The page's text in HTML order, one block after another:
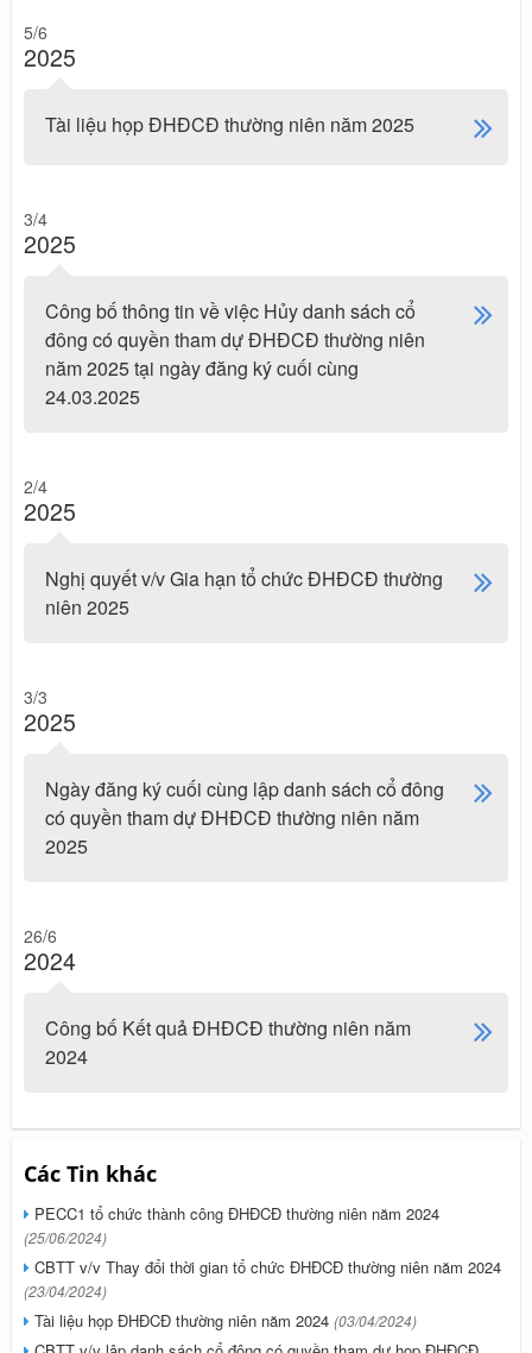
5/6
2025
Tài liệu họp ĐHĐCĐ thường niên năm 2025
3/4
2025
Công bố thông tin về việc Hủy danh sách cổ
đông có quyền tham dự ĐHĐCĐ thường niên
năm 2025 tại ngày đăng ký cuối cùng
24.03.2025
2/4
2025
Nghị quyết v/v Gia hạn tổ chức ĐHĐCĐ thường
niên 2025
3/3
2025
Ngày đăng ký cuối cùng lập danh sách cổ đông
có quyền tham dự ĐHĐCĐ thường niên năm
2025
26/6
2024
Công bố Kết quả ĐHĐCĐ thường niên năm
2024
Các Tin khác
PECC1 tổ chức thành công ĐHĐCĐ thường niên năm 2024
(25/06/2024)
CBTT v/v Thay đổi thời gian tổ chức ĐHĐCĐ thường niên năm 2024
(23/04/2024)
Tài liệu họp ĐHĐCĐ thường niên năm 2024 (03/04/2024)